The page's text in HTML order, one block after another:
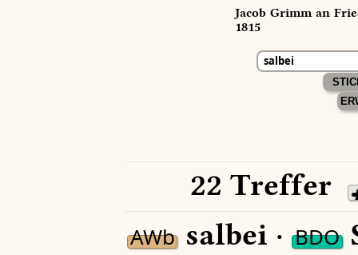
Jacob Grimm an
1815
22 Treffer
AWbsalbei ·BDO